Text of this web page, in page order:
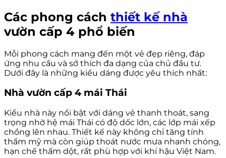
Các phong cách thiết kế nhà
vườn cấp 4 phổ biến
Mỗi phong cách mang đến một vẻ đẹp riêng, đáp
ứng nhu cầu và sở thích đa dạng của chủ đầu tư.
Dưới đây là những kiểu dáng được yêu thích nhất:
Nhà vườn cấp 4 mái Thái
Kiểu nhà này nổi bật với dáng vẻ thanh thoát, sang
trọng nhờ hệ mái Thái có độ dốc lớn, các lớp mái xếp
chồng lên nhau. Thiết kế này không chỉ tăng tính
thẩm mỹ mà còn giúp thoát nước mưa nhanh chóng,
hạn chế thấm dột, rất phù hợp với khí hậu Việt Nam.